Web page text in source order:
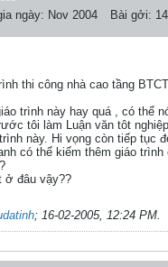
ngày: Nov 2004 Bài gởi: 14
thi công nhà cao tầng BTCT
trình này hay quá , có thể
tôi làm Luận văn tôt
này. Hi vọng còn tiếp tục
có thể kiếm thêm giáo
ở đâu vậy??
; 16-02-2005, 12:24 PM.